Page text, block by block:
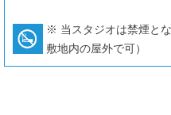
※ 当スタジオは禁煙と
敷地内の屋外で可）